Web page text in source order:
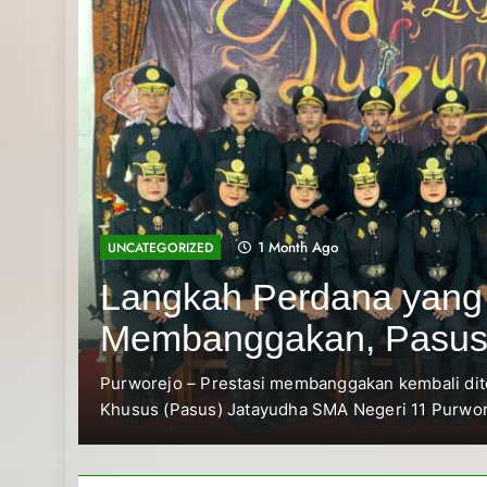
UNCATEGORIZED 1 Month Ago
Langkah Perdana yang
Membanggakan, Pasus
Jatayudha Ukir
Adiluhung Se-Jawa
Purworejo – Prestasi membanggakan kembali
Khusus (Pasus) Jatayudha SMA Negeri 11